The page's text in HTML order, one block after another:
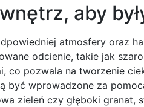
aby
atmosfery oraz
odcienie, takie jak
co pozwala na tworzenie
być wprowadzone za
zieleń czy głęboki granat,